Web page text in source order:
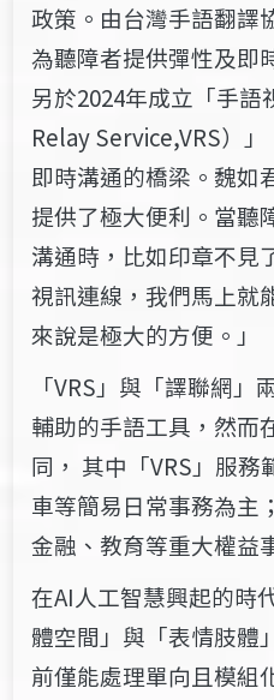
政策。由台灣手語翻譯
為聽障者提供彈性及即
另於2024年成立「手
Relay Service,VRS）
即時溝通的橋梁。魏如
提供了極大便利。當聽
溝通時，比如印章不見
視訊連線，我們馬上就
來說是極大的方便。」
「VRS」與「譯聯網
輔助的手語工具，然而
同， 其中「VRS」服
車等簡易日常事務為主
金融、教育等重大權益
在AI人工智慧興起的時
體空間」與「表情肢體
前僅能處理單向且模組